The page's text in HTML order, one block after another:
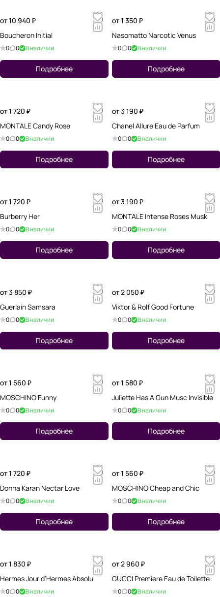
от 10 940 ₽
Boucheron Initial
0 0 В наличии
Подробнее
от 1 350 ₽
Nasomatto Narcotic Venus
0 0 В наличии
Подробнее
от 1 720 ₽
MONTALE Candy Rose
0 0 В наличии
Подробнее
от 3 190 ₽
Chanel Allure Eau de Parfum
0 0 В наличии
Подробнее
от 1 720 ₽
Burberry Her
0 0 В наличии
Подробнее
от 3 190 ₽
MONTALE Intense Roses Musk
0 0 В наличии
Подробнее
от 3 850 ₽
Guerlain Samsara
0 0 В наличии
Подробнее
от 2 050 ₽
Viktor & Rolf Good Fortune
0 0 В наличии
Подробнее
от 1 560 ₽
MOSCHINO Funny
0 0 В наличии
Подробнее
от 1 580 ₽
Juliette Has A Gun Musc Invisible
0 0 В наличии
Подробнее
от 1 720 ₽
Donna Karan Nectar Love
0 0 В наличии
Подробнее
от 1 560 ₽
MOSCHINO Cheap and Chic
0 0 В наличии
Подробнее
от 1 830 ₽
Hermes Jour d’Hermes Absolu
0 0 В наличии
от 2 960 ₽
GUCCI Premiere Eau de Toilette
0 0 В наличии